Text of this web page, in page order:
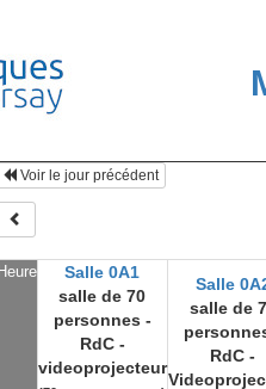
Voir le jour précédent
Heure
Salle 0A1
salle de 70
personnes -
RdC -
videoprojecteur
Salle
salle de
RdC -